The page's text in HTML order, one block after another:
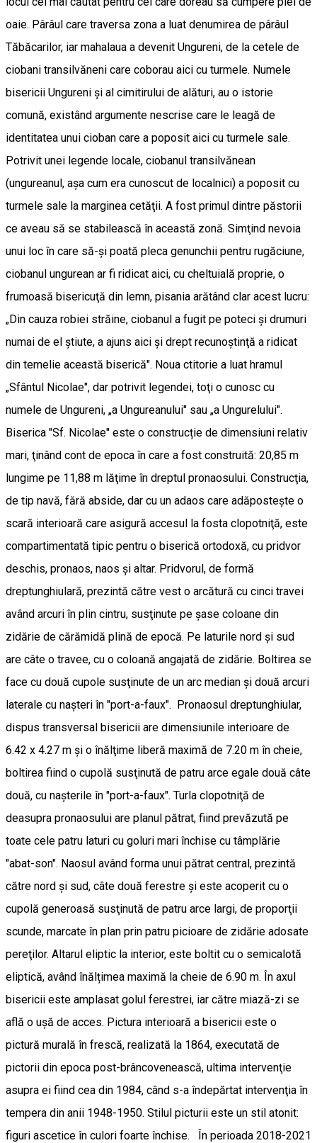
oaie. Pârâul care traversa zona a luat denumirea de pârâul
Tăbăcarilor, iar mahalaua a devenit Ungureni, de la cetele de
ciobani transilvăneni care coborau aici cu turmele. Numele
bisericii Ungureni şi al cimitirului de alături, au o istorie
comună, existând argumente nescrise care le leagă de
identitatea unui cioban care a poposit aici cu turmele sale.
Potrivit unei legende locale, ciobanul transilvănean
(ungureanul, aşa cum era cunoscut de localnici) a poposit cu
turmele sale la marginea cetăţii. A fost primul dintre păstorii
ce aveau să se stabilească în această zonă. Simţind nevoia
unui loc în care să-şi poată pleca genunchii pentru rugăciune,
ciobanul ungurean ar fi ridicat aici, cu cheltuială proprie, o
frumoasă bisericuţă din lemn, pisania arătând clar acest lucru:
„Din cauza robiei străine, ciobanul a fugit pe poteci şi drumuri
numai de el ştiute, a ajuns aici şi drept recunoştinţă a ridicat
din temelie această biserică". Noua ctitorie a luat hramul
„Sfântul Nicolae", dar potrivit legendei, toţi o cunosc cu
numele de Ungureni, „a Ungureanului" sau „a Ungurelului".
Biserica "Sf. Nicolae" este o construcție de dimensiuni relativ
mari, ţinând cont de epoca în care a fost construită: 20,85 m
lungime pe 11,88 m lăţime în dreptul pronaosului. Construcţia,
de tip navă, fără abside, dar cu un adaos care adăposteşte o
scară interioară care asigură accesul la fosta clopotniţă, este
compartimentată tipic pentru o biserică ortodoxă, cu pridvor
deschis, pronaos, naos şi altar. Pridvorul, de formă
dreptunghiulară, prezintă către vest o arcătură cu cinci travei
având arcuri în plin cintru, susţinute pe şase coloane din
zidărie de cărămidă plină de epocă. Pe laturile nord şi sud
are câte o travee, cu o coloană angajată de zidărie. Boltirea se
face cu două cupole susţinute de un arc median şi două arcuri
laterale cu naşteri în "port-a-faux". Pronaosul dreptunghiular,
dispus transversal bisericii are dimensiunile interioare de
6.42 x 4.27 m şi o înălţime liberă maximă de 7.20 m în cheie,
boltirea fiind o cupolă susţinută de patru arce egale două câte
două, cu naşterile în "port-a-faux". Turla clopotniţă de
deasupra pronaosului are planul pătrat, fiind prevăzută pe
toate cele patru laturi cu goluri mari închise cu tâmplărie
"abat-son". Naosul având forma unui pătrat central, prezintă
către nord şi sud, câte două ferestre şi este acoperit cu o
cupolă generoasă susţinută de patru arce largi, de proporţii
scunde, marcate în plan prin patru picioare de zidărie adosate
pereţilor. Altarul eliptic la interior, este boltit cu o semicalotă
eliptică, având înălțimea maximă la cheie de 6.90 m. În axul
bisericii este amplasat golul ferestrei, iar către miază-zi se
află o ușă de acces. Pictura interioară a bisericii este o
pictură murală în frescă, realizată la 1864, executată de
pictorii din epoca post-brâncovenească, ultima intervenţie
asupra ei fiind cea din 1984, când s-a îndepărtat intervenţia în
tempera din anii 1948-1950. Stilul picturii este un stil atonit:
figuri ascetice în culori foarte închise. În perioada 2018-2021